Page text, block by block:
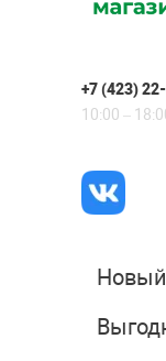
+7 (423)
10:00 –